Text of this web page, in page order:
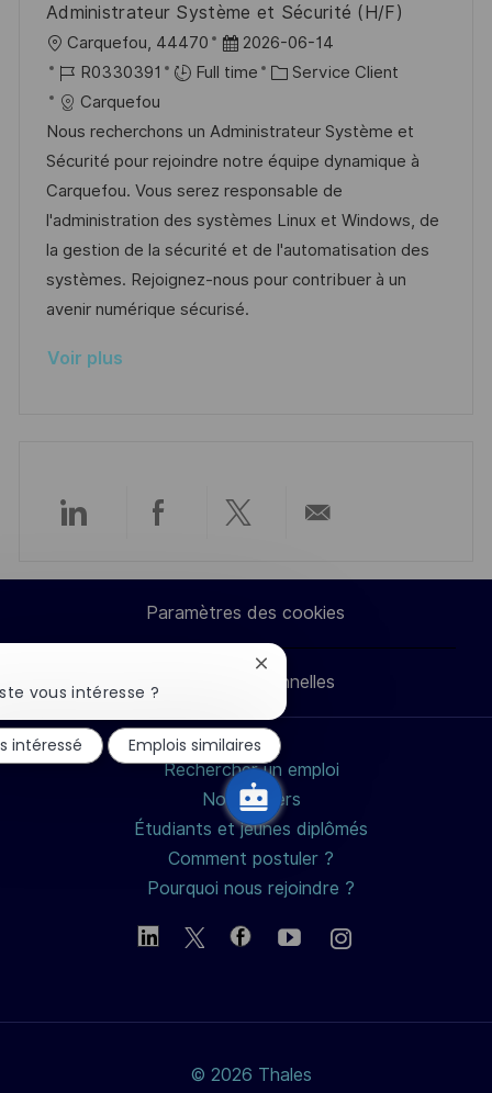
i
o
f
i
c
h
a
g
e
e
d
u
o
s
t
e
i
e
Administrateur Système et Sécurité (H/F)
o
c
a
l
i
s
a
t
i
n
Carquefou, 44470
D
a
e
d
a
f
f
i
2026-06-14
R
é
f
é
r
e
n
c
e
u
R0330391 Full time
C
t
é
g
o
r
i
Service Client
Carquefou
Nous recherchons un Administrateur Système et
Sécurité pour rejoindre notre équipe dynamique à
Carquefou. Vous serez responsable de
l'administration des systèmes Linux et Windows, de
la gestion de la sécurité et de l'automatisation des
systèmes. Rejoignez-nous pour contribuer à un
avenir numérique sécurisé.
Voir plus
Partager
via
LinkedIn
Partager
via
Facebook
Partager
via
twitter
par
e-
mail
Paramètres des cookies
Données personnelles
Rechercher un emploi
Nos métiers
Étudiants et jeunes diplômés
Comment postuler ?
Pourquoi nous rejoindre ?
© 2026 Thales
vous intéresse ?
Fermer
notification
du
chatbot
intéressé Emplois similaires